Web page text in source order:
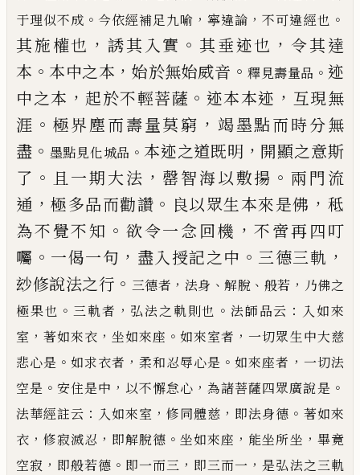
于理似不成 。 今依經補足九喻 ，寧違論 ，不可違經也 。
其施權也 ， 誘其入實 。 其垂迹也 ， 令其達
本 。本中之本 ，始於無始威音 。釋見壽量品 。 迹
中之本 ， 起於不輕菩薩 。 迹本本迹 ， 互現無
涯 。 極界塵而壽量莫窮 ， 竭墨點而時分無
盡 。 墨點見化城品 。 本迹之道既明 ， 開顯之意斯
了 。 且一期大法 ， 罄智海以敷揚 。 兩門流
通 ，極多品而勸讚 。 良以眾生本來是佛 ， 秪
為不覺不知 。 欲令一念回機 ，不啻再四叮
囑 。 一偈一句 ， 盡入授記之中 。 三德三軌 ，
玅修說法之行 。 三德者 ， 法身 、解脫 、 般若 ， 乃佛之
極果也 。三軌者 ， 弘法之軌則也 。 法師品云 ： 入如來
室 ，著如來衣 ，坐如來座 。如來室者 ， 一切眾生中大慈
悲心是 。如求衣者 ，柔和忍辱心是 。如來座者 ， 一切法
空是 。安住是中 ， 以不懈怠心 ，為諸菩薩四眾廣說是 。
法華經註云 ： 入如來室 ，修同體慈 ， 即法身德 。 著如來
衣 ，修寂滅忍 ， 即解脫德 。坐如來座 ， 能坐所坐 ， 畢竟
空寂 ， 即般若德 。 即一而三 ， 即三而一 ，是弘法之三軌